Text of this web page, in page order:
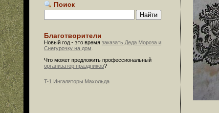
Поиск
Благотворители
Новый год - это время заказать Деда Мороза и
Снегурочку на дом
Что может предложить профессиональный
организатор праздников?
T-1 Ингаляторы Махольда